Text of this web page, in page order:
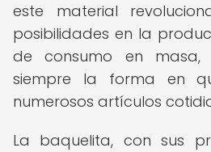
este material
posibilidades en la
de consumo en masa,
siempre la forma en
numerosos artículos
La baquelita, con sus